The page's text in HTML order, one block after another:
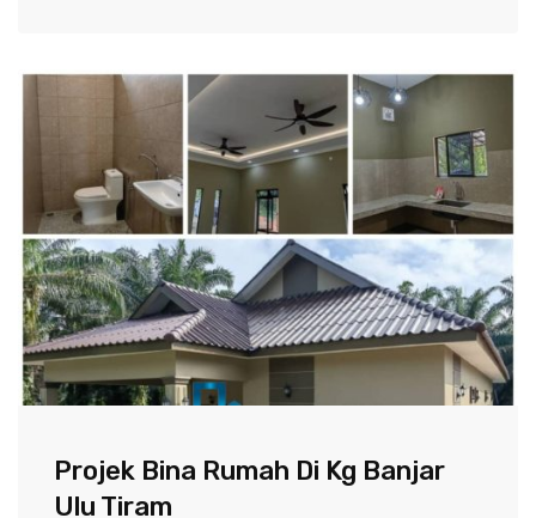
Projek Bina Rumah Di Kg Banjar
Ulu Tiram